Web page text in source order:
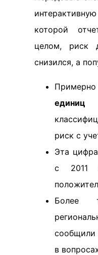
которой
целом, риск
снизился, а
единиц
риск с
Эта
с 2011
Более
сообщили
в